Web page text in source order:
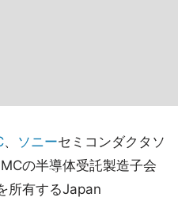
、 ソニーセミコンダクタソ
の半導体受託製造子会
所有するJapan